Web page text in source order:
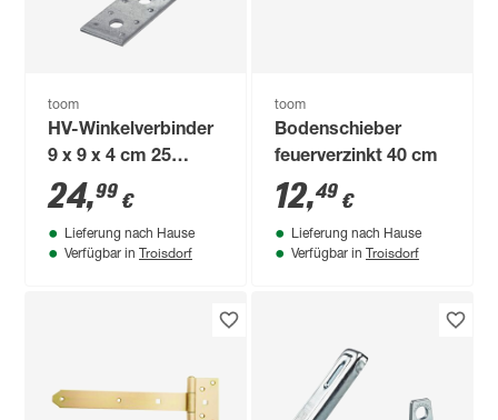
toom
HV-Winkelverbinder
9 x 9 x 4 cm 25
Stück
24,99 €
Lieferung nach Hause
Verfügbar in Troisdorf
toom
Bodenschieber
feuerverzinkt 40 cm
12,49 €
Lieferung nach Hause
Verfügbar in Troisdorf